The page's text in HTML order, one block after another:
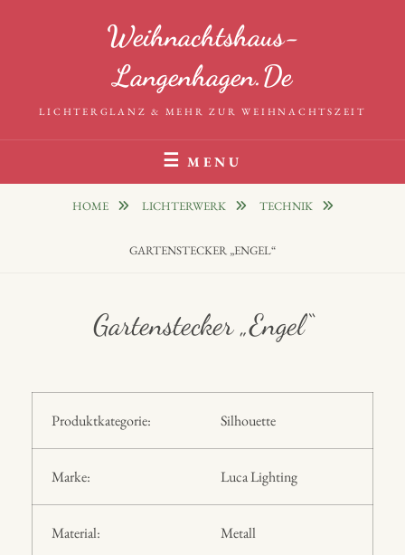
Weihnachtshaus-
Langenhagen.de
LICHTERGLANZ & MEHR ZUR WEIHNACHTSZEIT
MENU
HOME LICHTERWERK TECHNIK
GARTENSTECKER „ENGEL“
Gartenstecker „Engel“
Produktkategorie: Silhouette
Marke: Luca Lighting
Material: Metall